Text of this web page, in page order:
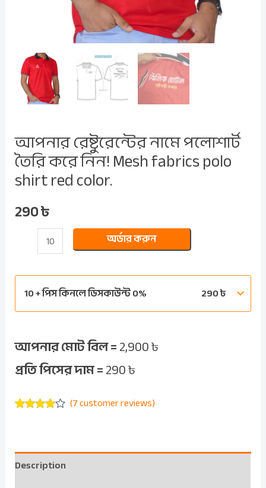
আপনার রেষ্টুরেন্টের নামে পলোশার্ট
তৈরি করে নিন! Mesh fabrics polo
shirt red color.
290৳
অর্ডার করুন
10 + পিস কিনলে ডিসকাউন্ট 0% 290৳
আপনার মোট বিল =2,900৳
প্রতি পিসের দাম =290৳
customer
ratings
(7customer reviews)
Description